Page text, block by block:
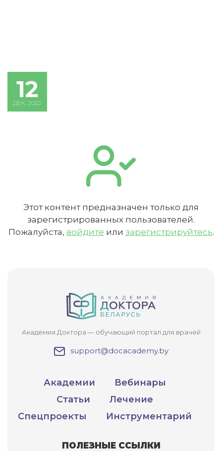
12
ДЕК, 2022
Этот контент предназначен только для
зарегистрированных пользователей.
Пожалуйста, войдите или зарегистрируйтесь.
Академия Доктора — обучающий портал для врачей
support@docacademy.by
Академии
Вебинары
Статьи
Лечение
Спецпроекты
Инструментарий
ПОЛЕЗНЫЕ ССЫЛКИ
ПОЛУЧИТЬ
Подтвердите списание баллов
После подтверждения медкоины будут
списаны с Вашего счета.